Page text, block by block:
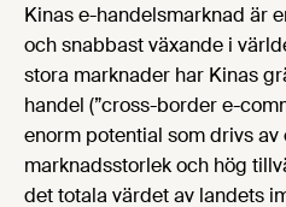
Kinas e-handelsmarknad är
och snabbast växande i
stora marknader har Kinas
handel (”cross-border e-
enorm potential som drivs av
marknadsstorlek och hög
det totala värdet av landets